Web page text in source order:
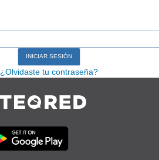
¿Olvidaste tu contraseña?